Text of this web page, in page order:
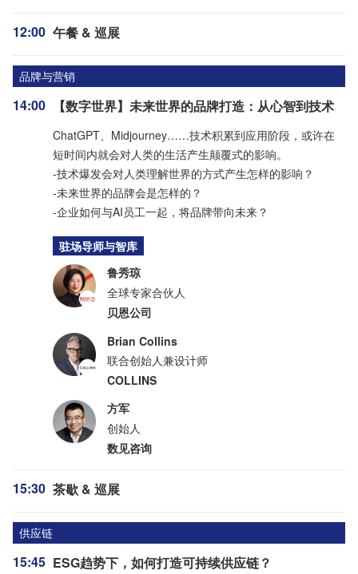
12:00 午餐 & 巡展
品牌与营销
14:00 【数字世界】未来世界的品牌打造：从心智到技术
ChatGPT、Midjourney……技术积累到应用阶段，或许在
短时间内就会对人类的生活产生颠覆式的影响。
-技术爆发会对人类理解世界的方式产生怎样的影响？
-未来世界的品牌会是怎样的？
-企业如何与AI员工一起，将品牌带向未来？
驻场导师与智库
鲁秀琼
全球专家合伙人
贝恩公司
Brian Collins
联合创始人兼设计师
COLLINS
方军
创始人
数见咨询
15:30 茶歇 & 巡展
供应链
15:45 ESG趋势下，如何打造可持续供应链？